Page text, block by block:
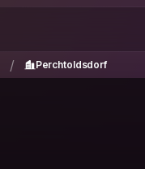
/ Perchtoldsdorf